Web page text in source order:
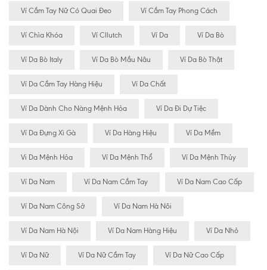
Ví Cầm Tay Nữ Có Quai Đeo Ví Cầm Tay Phong Cách
Ví Chìa Khóa Ví Cllutch Ví Da Ví Da Bò
Ví Da Bò Italy Ví Da Bò Mầu Nâu Ví Da Bò Thật
Ví Da Cầm Tay Hàng Hiệu Ví Da Chất
Ví Da Dành Cho Nàng Mệnh Hỏa Ví Da Đi Dự Tiệc
Ví Da Đựng Xì Gà Ví Da Hàng Hiệu Ví Da Mềm
Vi Da Mệnh Hỏa Ví Da Mệnh Thổ Ví Da Mệnh Thủy
Ví Da Nam Ví Da Nam Cầm Tay Ví Da Nam Cao Cấp
Ví Da Nam Công Sở Ví Da Nam Hà Nôi
Ví Da Nam Hà Nội Ví Da Nam Hàng Hiệu Ví Da Nhỏ
Ví Da Nữ Ví Da Nữ Cầm Tay Ví Da Nữ Cao Cấp